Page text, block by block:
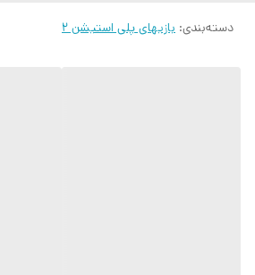
دسته‌بندی: بازیهای پلی استیشن ۲